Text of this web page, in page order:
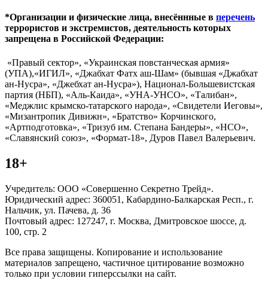
*Организации и физические лица, внесённные в перечень
террористов и экстремистов, деятельность которых
запрещена в Российской Федерации:
«Правый сектор», «Украинская повстанческая армия»
(УПА),«ИГИЛ», «Джабхат Фатх аш-Шам» (бывшая «Джабхат
ан-Нусра», «Джебхат ан-Нусра»), Национал-Большевистская
партия (НБП), «Аль-Каида», «УНА-УНСО», «Талибан»,
«Меджлис крымско-татарского народа», «Свидетели Иеговы»,
«Мизантропик Дивижн», «Братство» Корчинского,
«Артподготовка», «Тризуб им. Степана Бандеры», «НСО»,
«Славянский союз», «Формат-18», Дуров Павел Валерьевич.
18+
Учредитель: ООО «Совершенно Секретно Трейд».
Юридический адрес: 360051, Кабардино-Балкарская Респ., г.
Нальчик, ул. Пачева, д. 36
Почтовый адрес: 127247, г. Москва, Дмитровское шоссе, д.
100, стр. 2
Все права защищены. Копирование и использование
материалов запрещено, частичное цитирование возможно
только при условии гиперссылки на сайт.